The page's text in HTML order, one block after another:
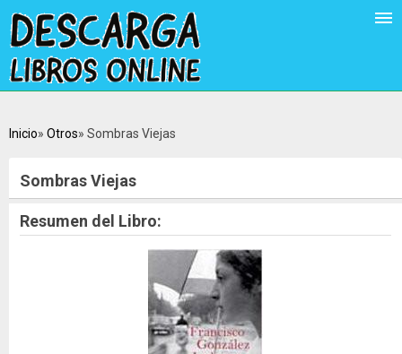
Inicio Otros Sombras Viejas
Sombras Viejas
Resumen del Libro: